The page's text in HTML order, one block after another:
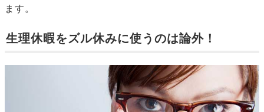
ます。
生理休暇をズル休みに使うのは論外！